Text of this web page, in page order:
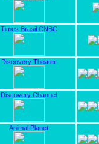
Times Brasil CNBC
Discovery Theater
Discovery Channel
Animal Planet